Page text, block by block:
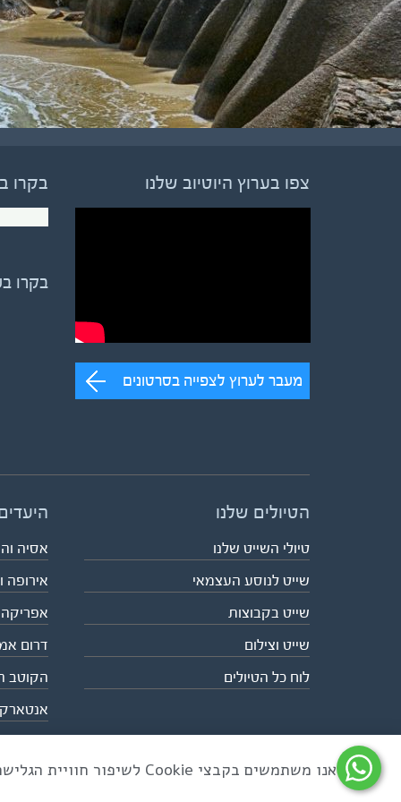
צפו בערוץ היוטיוב שלנו
מעבר לערוץ לצפייה בסרטונים
בקרו
בקרו
הטיולים שלנו
טיולי השייט שלנו
שייט לנוסע העצמאי
שייט בקבוצות
שייט וצילום
לוח כל הטיולים
אסיה
אירופה
אפריקה
דרום
הקוטב
כל הזכויות שמורות לאקו טיולי שטח | טלפון 03-6879090 | פקס 03-6879099 |
אנו משתמשים בקבצי Cookie לשיפור חוויית הגלישה ולניתוח שימוש באתר